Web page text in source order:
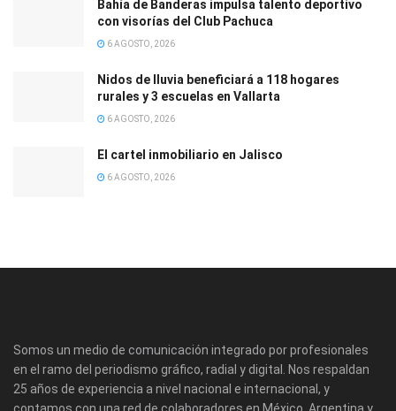
Bahía de Banderas impulsa talento deportivo
con visorías del Club Pachuca
6 AGOSTO, 2026
Nidos de lluvia beneficiará a 118 hogares
rurales y 3 escuelas en Vallarta
6 AGOSTO, 2026
El cartel inmobiliario en Jalisco
6 AGOSTO, 2026
Somos un medio de comunicación integrado por profesionales
en el ramo del periodismo gráfico, radial y digital. Nos respaldan
25 años de experiencia a nivel nacional e internacional, y